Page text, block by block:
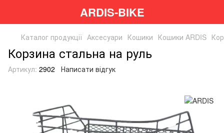
ARDIS-BIKE
Каталог продукції Аксесуари Кошики Кошики ARDIS
Корзина стальна на руль
Артикул: 2902 Написати відгук